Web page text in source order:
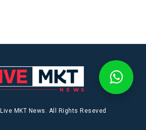
MKT News. All Rights Reseved